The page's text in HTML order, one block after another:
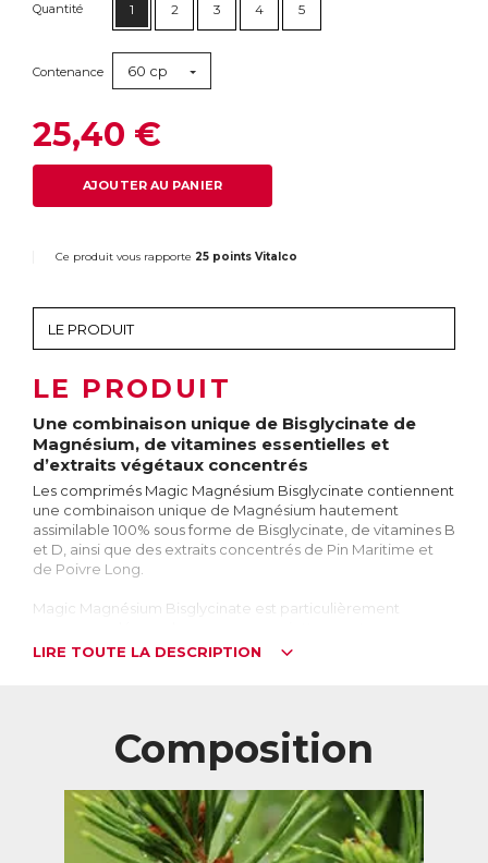
Quantité 1 2 3 4 5
Contenance 60 cp
25,40 €
AJOUTER AU PANIER
Ce produit vous rapporte 25 points Vitalco
LE PRODUIT
Une combinaison unique de Bisglycinate de
Magnésium, de vitamines essentielles et
d’extraits végétaux concentrés
Les comprimés Magic Magnésium Bisglycinate contiennent
une combinaison unique de Magnésium hautement
assimilable 100% sous forme de Bisglycinate, de vitamines B
et D, ainsi que des extraits concentrés de Pin Maritime et
de Poivre Long.
Magic Magnésium Bisglycinate est particulièrement
tensions nerveuses, aux troubles du sommeil et aux
Seulement 2 comprimés par jour pour une haute teneur en
Magnésium, tout en assurant une excellente tolérance
Le Magnésium, qu’est-ce que c’est ?
Le Magnésium est un sel minéral essentiel au bon
LIRE TOUTE LA DESCRIPTION
Composition